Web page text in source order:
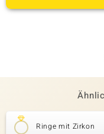
Ringe mit Zirkon